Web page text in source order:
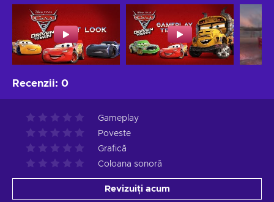
Recenzii: 0
Gameplay
Poveste
Grafică
Coloana sonoră
Revizuiți acum